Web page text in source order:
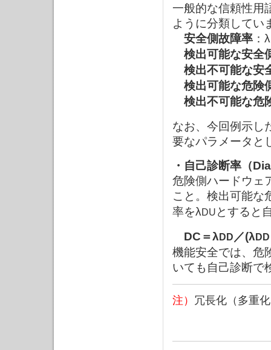
一般的な信頼性用
ように分類してい
安全側故障率 ：λ
検出可能な安全
検出不可能な安
検出可能な危険
検出不可能な危
なお、今回例示し
要なパラメータと
・自己診断率（
危険側ハードウェ
こと。検出可能な
率をλDU とすると
DC＝λ DD ／(λ DD
機能安全では、危
いても自己診断で
注） 冗長化（多重